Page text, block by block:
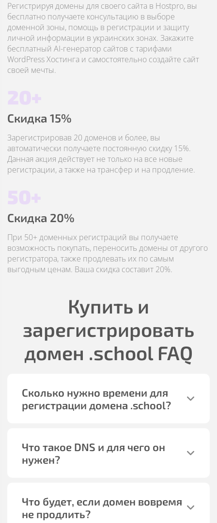
Регистрируя домены для своего сайта в Hostpro, вы
бесплатно получаете консультацию в выборе
доменной зоны, помощь в регистрации и защиту
личной информации в украинских зонах. Закажите
бесплатный AI-генератор сайтов с тарифами
WordPress Хостинга и самостоятельно создайте сайт
своей мечты.
20+
Скидка 15%
Зарегистрировав 20 доменов и более, вы
автоматически получаете постоянную скидку 15%.
Данная акция действует не только на все новые
регистрации, а также на трансфер и на продление.
50+
Скидка 20%
При 50+ доменных регистраций вы получаете
возможность покупать, переносить домены от другого
регистратора, также продлевать их по самым
выгодным ценам. Ваша скидка составит 20%.
Купить и
зарегистрировать
домен .school FAQ
Сколько нужно времени для
регистрации домена .school?
Что такое DNS и для чего он
нужен?
Что будет, если домен вовремя
не продлить?